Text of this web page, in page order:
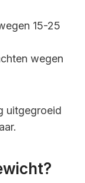
15-25
wegen
uitgegroeid